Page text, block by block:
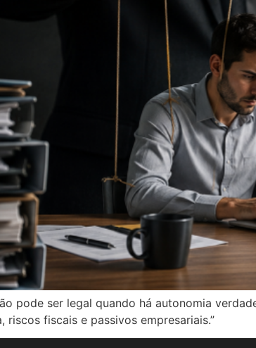
pode ser legal quando há autonomia
riscos fiscais e passivos empresariais.”